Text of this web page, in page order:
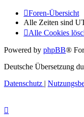
Foren-Übersicht
Alle Zeiten sind
Alle Cookies
Powered by phpBB®
Deutsche Übersetzung
Datenschutz |